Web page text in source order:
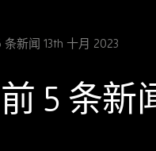
新闻 13th 十月 2023
5 条新